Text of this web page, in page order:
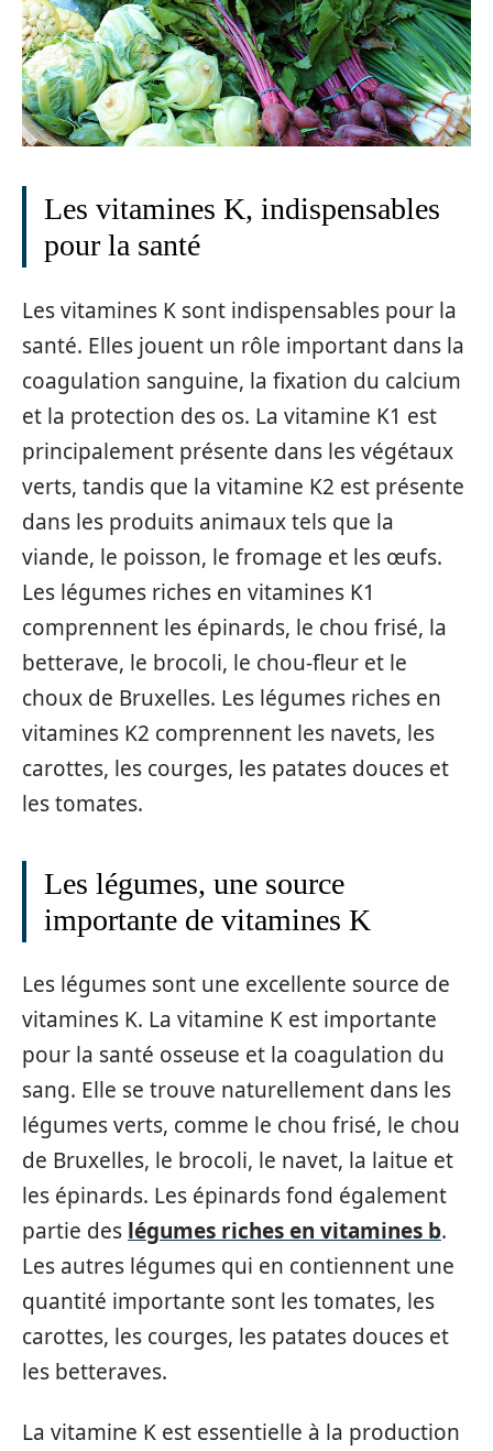
Les vitamines K, indispensables
pour la santé
Les vitamines K sont indispensables pour la
santé. Elles jouent un rôle important dans la
coagulation sanguine, la fixation du calcium
et la protection des os. La vitamine K1 est
principalement présente dans les végétaux
verts, tandis que la vitamine K2 est présente
dans les produits animaux tels que la
viande, le poisson, le fromage et les œufs.
Les légumes riches en vitamines K1
comprennent les épinards, le chou frisé, la
betterave, le brocoli, le chou-fleur et le
choux de Bruxelles. Les légumes riches en
vitamines K2 comprennent les navets, les
carottes, les courges, les patates douces et
les tomates.
Les légumes, une source
importante de vitamines K
Les légumes sont une excellente source de
vitamines K. La vitamine K est importante
pour la santé osseuse et la coagulation du
sang. Elle se trouve naturellement dans les
légumes verts, comme le chou frisé, le chou
de Bruxelles, le brocoli, le navet, la laitue et
les épinards. Les épinards fond également
partie des légumes riches en vitamines b.
Les autres légumes qui en contiennent une
quantité importante sont les tomates, les
carottes, les courges, les patates douces et
les betteraves.
La vitamine K est essentielle à la production